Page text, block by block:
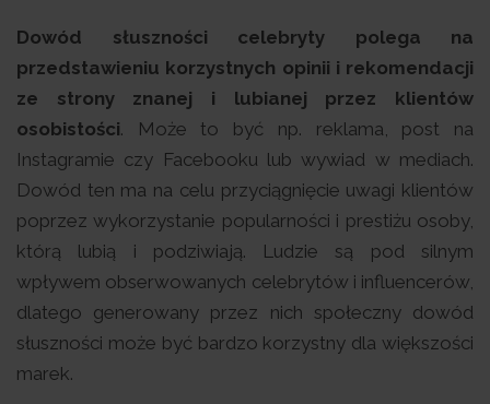
Dowód słuszności celebryty polega na
przedstawieniu korzystnych opinii i rekomendacji
ze strony znanej i lubianej przez klientów
osobistości. Może to być np. reklama, post na
Instagramie czy Facebooku lub wywiad w mediach.
Dowód ten ma na celu przyciągnięcie uwagi klientów
poprzez wykorzystanie popularności i prestiżu osoby,
którą lubią i podziwiają. Ludzie są pod silnym
wpływem obserwowanych celebrytów i influencerów,
dlatego generowany przez nich społeczny dowód
słuszności może być bardzo korzystny dla większości
marek.